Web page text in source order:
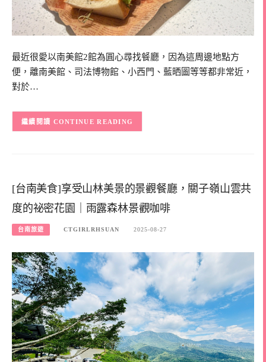
最近很愛以南美館2館為圓心尋找餐廳，因為這周邊地點方
便，離南美館、司法博物館、小西門、藍晒圖等等都非常近，
對於…
CONTINUE READING
[台南美食]享受山林美景的景觀餐廳，關子嶺山雲共
度的祕密花園｜雨露森林景觀咖啡
台南旅遊 CTGIRLRHSUAN 2025-08-27